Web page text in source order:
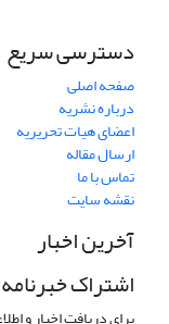
دسترسی سریع
صفحه اصلی
درباره نشریه
اعضای هیات تحریریه
ارسال مقاله
تماس با ما
نقشه سایت
آخرین اخبار
اشتراک خبرنامه
برای دریافت اخبار و